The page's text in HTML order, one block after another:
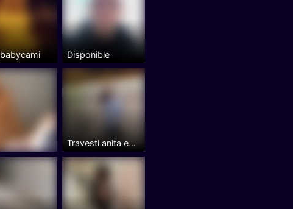
Disponible
Travesti anita en Madrid Centro.